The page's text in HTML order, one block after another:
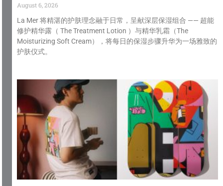
August 6, 2026
La Mer 将精湛的护肤理念融于日常，呈献深层保湿组合 —— 超能
修护精华露（ The Treatment Lotion ）与精华乳霜（The
Moisturizing Soft Cream），将每日的保湿步骤升华为一场雅致的
护肤仪式。